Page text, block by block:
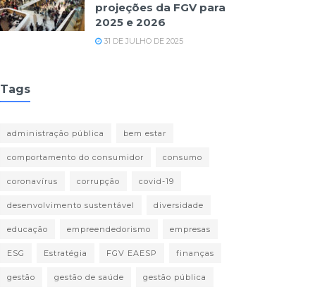
projeções da FGV para
2025 e 2026
31 DE JULHO DE 2025
Tags
administração pública bem estar
comportamento do consumidor consumo
coronavírus corrupção covid-19
desenvolvimento sustentável diversidade
educação empreendedorismo empresas
ESG Estratégia FGV EAESP finanças
gestão gestão de saúde gestão pública